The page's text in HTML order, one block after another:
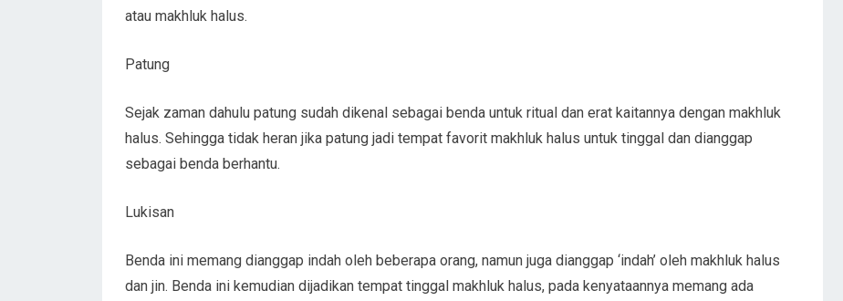
atau makhluk halus.
Patung
Sejak zaman dahulu patung sudah dikenal sebagai benda untuk ritual dan erat kaitannya dengan makhluk
halus. Sehingga tidak heran jika patung jadi tempat favorit makhluk halus untuk tinggal dan dianggap
sebagai benda berhantu.
Lukisan
Benda ini memang dianggap indah oleh beberapa orang, namun juga dianggap ‘indah’ oleh makhluk halus
dan jin. Benda ini kemudian dijadikan tempat tinggal makhluk halus, pada kenyataannya memang ada